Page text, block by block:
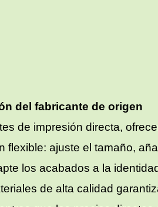
del fabricante de origen
de impresión directa,
flexible: ajuste el tamaño,
los acabados a la
de alta calidad